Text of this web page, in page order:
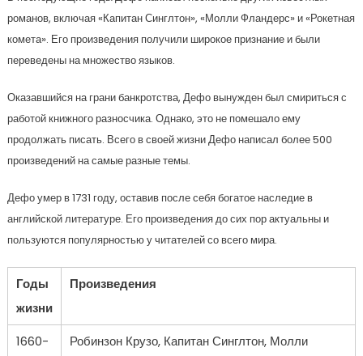
романов, включая «Капитан Синглтон», «Молли Фландерс» и «Рокетная
комета». Его произведения получили широкое признание и были
переведены на множество языков.
Оказавшийся на грани банкротства, Дефо вынужден был смириться с
работой книжного разносчика. Однако, это не помешало ему
продолжать писать. Всего в своей жизни Дефо написал более 500
произведений на самые разные темы.
Дефо умер в 1731 году, оставив после себя богатое наследие в
английской литературе. Его произведения до сих пор актуальны и
пользуются популярностью у читателей со всего мира.
Годы
жизни
Произведения
1660-
Робинзон Крузо, Капитан Синглтон, Молли